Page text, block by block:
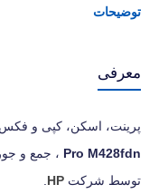
توضیحات
معرفی
پرینت، اسکن، کپی و فکس
Pro M428fdn ، جمع و
توسط شرکت HP